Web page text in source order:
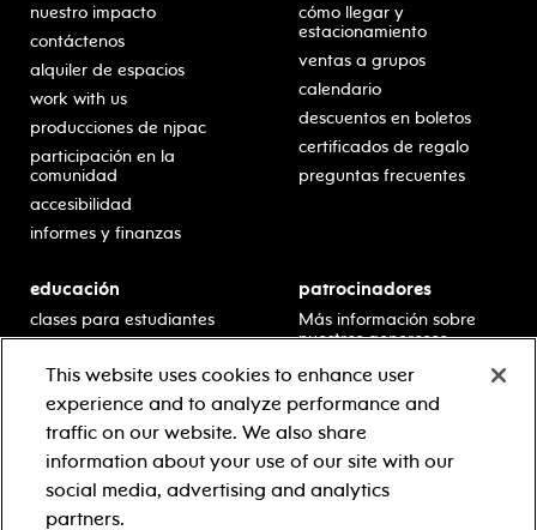
nuestro impacto
contáctenos
alquiler de espacios
work with us
producciones de njpac
participación en la
comunidad
accesibilidad
informes y finanzas
cómo llegar y
estacionamiento
ventas a grupos
calendario
descuentos en boletos
certificados de regalo
preguntas frecuentes
educación
clases para estudiantes
escolar
residencias en escuelas
desarrollo profesional
recursos para docentes
comuníquese con el
equipo educativo
patrocinadores
Más información sobre
nuestros generosos
This website uses cookies to enhance user
experience and to analyze performance and
traffic on our website. We also share
information about your use of our site with our
social media, advertising and analytics
partners.